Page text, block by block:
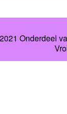
Onderdeel